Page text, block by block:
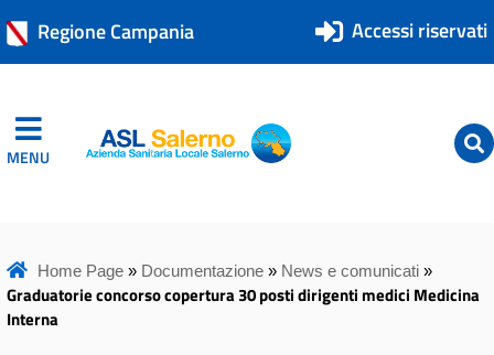
Regione Campania Accessi riservati
MENU ASL Salerno
ASL Salerno
Home Page» Documentazione» News e comunicati»
Graduatorie concorso copertura 30 posti dirigenti medici Medicina
Interna